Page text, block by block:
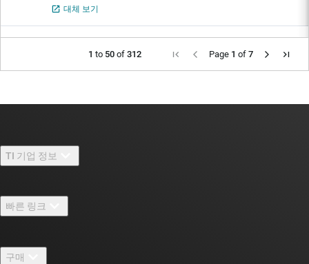
대체 보기
1 to 50 of 312 Page 1 of 7
TI 기업 정보
채용
뉴스룸
빠른 링크
구매